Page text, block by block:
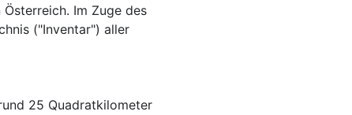
Im Zuge des
("Inventar") aller
25 Quadratkilometer